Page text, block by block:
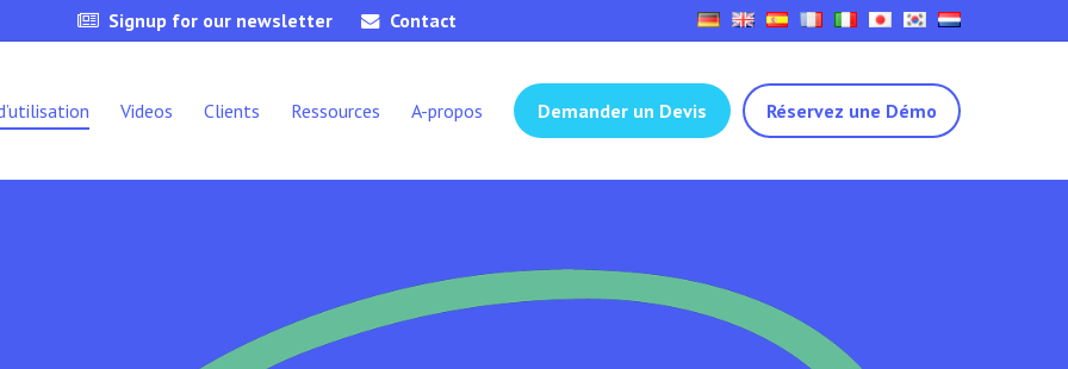
Signup for our newsletter Contact
Videos Clients Ressources A-propos Demander un Devis Réservez une Démo